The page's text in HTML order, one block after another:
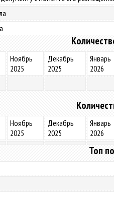
Ноябрь
2025
Декабрь
2025
Январь
2026
Ноябрь
2025
Декабрь
2025
Январь
2026
Топ